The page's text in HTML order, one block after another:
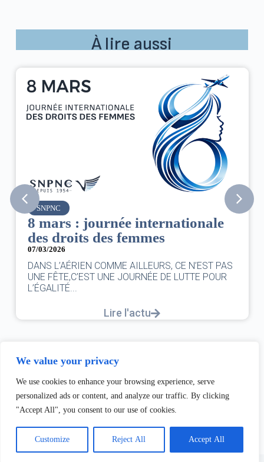
We value your privacy
We use cookies to enhance your browsing experience, serve
personalized ads or content, and analyze our traffic. By clicking
"Accept All", you consent to our use of cookies.
Customize Reject All Accept All
À lire aussi
SNPNC
8 mars : journée internationale
des droits des femmes
07/03/2026
DANS L’AÉRIEN COMME AILLEURS, CE N’EST PAS
UNE FÊTE,C’EST UNE JOURNÉE DE LUTTE POUR
L’ÉGALITÉ...
Lire l'actu